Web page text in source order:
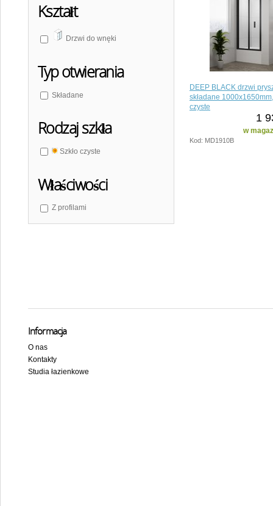
Kształt
Drzwi do wnęki
Typ otwierania
Składane
Rodzaj szkła
Szkło czyste
Właściwości
Z profilami
DEEP BLACK drzwi
składane
czyste
1
w
Kod: MD1910B
Informacja
O nas
Kontakty
Studia łazienkowe